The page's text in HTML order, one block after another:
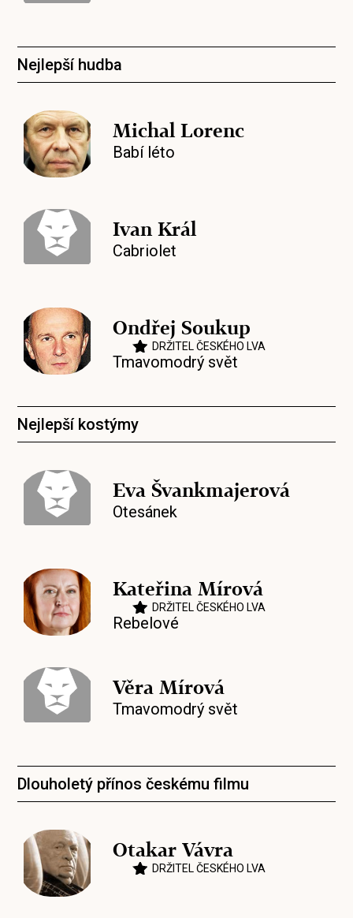
Nejlepší hudba
Michal Lorenc
Babí léto
Ivan Král
Cabriolet
Ondřej Soukup
DRŽITEL ČESKÉHO LVA
Tmavomodrý svět
Nejlepší kostýmy
Eva Švankmajerová
Otesánek
Kateřina Mírová
DRŽITEL ČESKÉHO LVA
Rebelové
Věra Mírová
Tmavomodrý svět
Dlouholetý přínos českému filmu
Otakar Vávra
DRŽITEL ČESKÉHO LVA